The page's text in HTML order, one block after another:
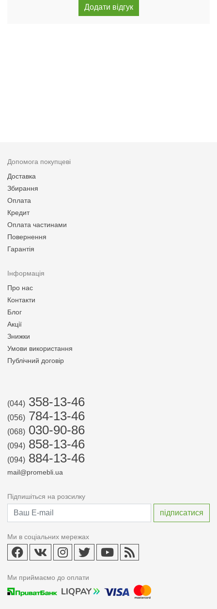
Допомога покупцеві
Доставка
Збирання
Оплата
Кредит
Оплата частинами
Повернення
Гарантія
Інформація
Про нас
Контакти
Блог
Акції
Знижки
Умови використання
Публічний договір
(044) 358-13-46
(056) 784-13-46
(068) 030-90-86
(094) 858-13-46
(094) 884-13-46
mail@promebli.ua
Підпишіться на розсилку
Ми в соціальних мережах
Ми приймаємо до оплати